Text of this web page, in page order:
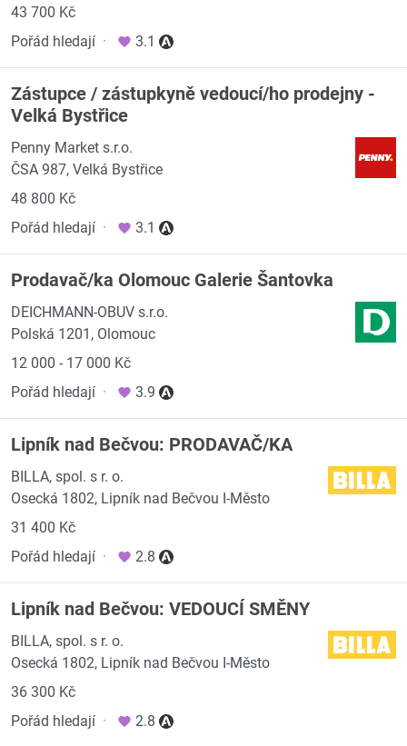
43 700 Kč
Pořád hledají · 3.1
Zástupce / zástupkyně vedoucí/ho prodejny -
Velká Bystřice
Penny Market s.r.o.
ČSA 987, Velká Bystřice
48 800 Kč
Pořád hledají · 3.1
Prodavač/ka Olomouc Galerie Šantovka
DEICHMANN-OBUV s.r.o.
Polská 1201, Olomouc
12 000 - 17 000 Kč
Pořád hledají · 3.9
Lipník nad Bečvou: PRODAVAČ/KA
BILLA, spol. s r. o.
Osecká 1802, Lipník nad Bečvou I-Město
31 400 Kč
Pořád hledají · 2.8
Lipník nad Bečvou: VEDOUCÍ SMĚNY
BILLA, spol. s r. o.
Osecká 1802, Lipník nad Bečvou I-Město
36 300 Kč
Pořád hledají · 2.8